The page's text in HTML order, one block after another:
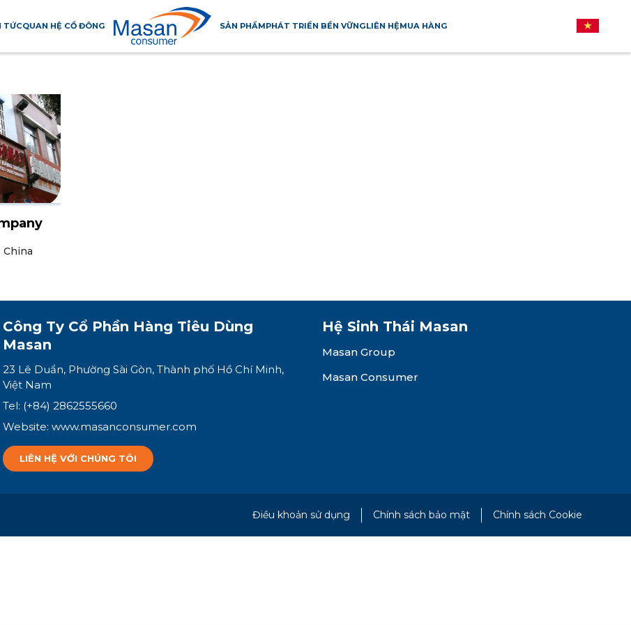
TỨCQUAN HỆ CỔ ĐÔNG SẢN PHẨMPHÁT TRIỂN BỀN VỮNGLIÊN HỆMUA HÀNG
MỸ ĐÀI LOAN CANADA
China
Công Ty Cổ Phần Hàng Tiêu Dùng
Masan
23 Lê Duẩn, Phường Sài Gòn, Thành phố Hồ Chí Minh,
Việt Nam
Tel: (+84) 2862555660
Website:www.masanconsumer.com
LIÊN HỆ VỚI CHÚNG TÔI
Hệ Sinh Thái Masan
Masan Group
Masan Consumer
Điều khoản sử dụng Chính sách bảo mật Chính sách Cookie